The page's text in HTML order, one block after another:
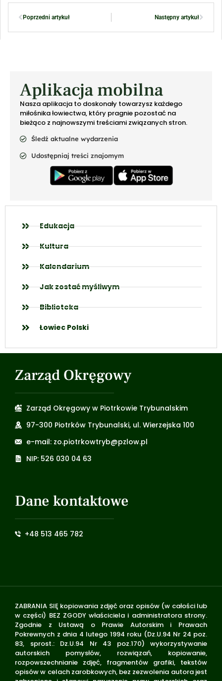
Poprzedni artykuł Następny artykuł
Aplikacja mobilna
Nasza aplikacja to doskonały towarzysz każdego
miłośnika łowiectwa, który pragnie pozostać na
bieżąco z najnowszymi treściami związanych stron.
Śledź aktualne wydarzenia
Udostępniaj treści znajomym
Edukacja
Kultura
Kalendarium
Jak zostać myśliwym
Biblioteka
Łowiec Polski
Zarząd Okręgowy
Zarząd Okręgowy w Piotrkowie Trybunalskim
97-300 Piotrków Trybunalski, ul. Wierzejska 100
e-mail: zo.piotrkowtryb@pzlow.pl
NIP: 526 030 04 63
Dane kontaktowe
+48 513 465 782
ZABRANIA SIĘ kopiowania zdjęć oraz opisów (w całości lub
w części) BEZ ZGODY właściciela i administratora strony.
Zgodnie z Ustawą o Prawie Autorskim i Prawach
Pokrewnych z dnia 4 lutego 1994 roku (Dz.U.94 Nr 24 poz.
83, sprost.: Dz.U.94 Nr 43 poz.170) wykorzystywanie
autorskich pomysłów, rozwiązań, kopiowanie,
rozpowszechnianie zdjęć, fragmentów grafiki, tekstów
opisów w celach zarobkowych, bez zezwolenia autora jest